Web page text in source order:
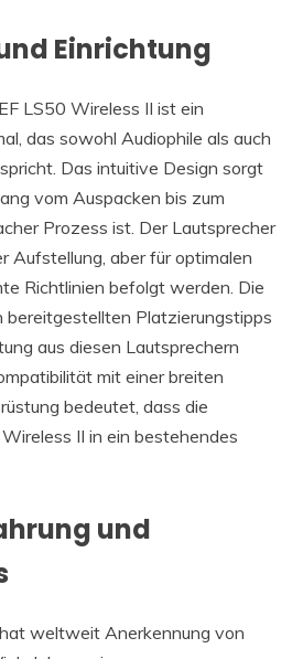
Einrichtung
LS50 Wireless II ist ein
das sowohl Audiophile als auch
Das intuitive Design sorgt
vom Auspacken bis zum
Prozess ist. Der Lautsprecher
Aufstellung, aber für optimalen
Richtlinien befolgt werden. Die
bereitgestellten Platzierungstipps
aus diesen Lautsprechern
mit einer breiten
bedeutet, dass die
II in ein bestehendes
und
weltweit Anerkennung von